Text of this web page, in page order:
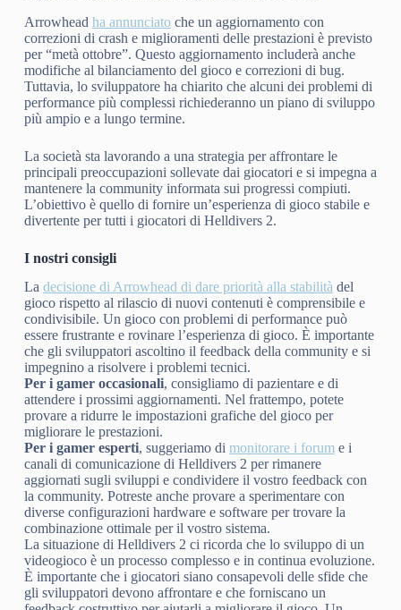
Arrowhead ha annunciatoche un aggiornamento con
correzioni di crash e miglioramenti delle prestazioni è previsto
per “metà ottobre”. Questo aggiornamento includerà anche
modifiche al bilanciamento del gioco e correzioni di bug.
Tuttavia, lo sviluppatore ha chiarito che alcuni dei problemi di
performance più complessi richiederanno un piano di sviluppo
più ampio e a lungo termine.
La società sta lavorando a una strategia per affrontare le
principali preoccupazioni sollevate dai giocatori e si impegna a
mantenere la community informata sui progressi compiuti.
L’obiettivo è quello di fornire un’esperienza di gioco stabile e
divertente per tutti i giocatori di Helldivers 2.
I nostri consigli
La decisione di Arrowhead di dare priorità alla stabilitàdel
gioco rispetto al rilascio di nuovi contenuti è comprensibile e
condivisibile. Un gioco con problemi di performance può
essere frustrante e rovinare l’esperienza di gioco. È importante
che gli sviluppatori ascoltino il feedback della community e si
impegnino a risolvere i problemi tecnici.
Per i gamer occasionali, consigliamo di pazientare e di
attendere i prossimi aggiornamenti. Nel frattempo, potete
provare a ridurre le impostazioni grafiche del gioco per
migliorare le prestazioni.
Per i gamer esperti, suggeriamo di monitorare i forume i
canali di comunicazione di Helldivers 2 per rimanere
aggiornati sugli sviluppi e condividere il vostro feedback con
la community. Potreste anche provare a sperimentare con
diverse configurazioni hardware e software per trovare la
combinazione ottimale per il vostro sistema.
La situazione di Helldivers 2 ci ricorda che lo sviluppo di un
videogioco è un processo complesso e in continua evoluzione.
È importante che i giocatori siano consapevoli delle sfide che
gli sviluppatori devono affrontare e che forniscano un